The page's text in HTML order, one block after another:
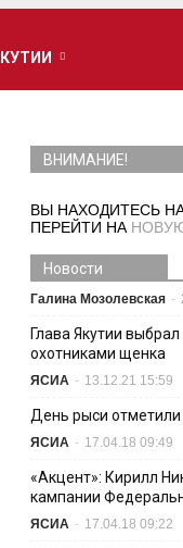
ВНИМАНИЕ!
ВЫ НАХОДИТЕСЬ
ПЕРЕЙТИ НА
Новости
Галина Мозолевская -
Глава Якутии
охотниками щенка
ЯСИА - 13.12.21 15:59
День рыси
ЯСИА - 17.04.18 09:49
«Акцент»: Кирилл
кампании
ЯСИА - 17.04.18 09:22